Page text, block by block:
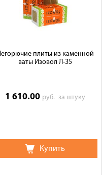
плиты из каменной
ваты Изовол Л-35
1 610.00 руб. за штуку
Купить